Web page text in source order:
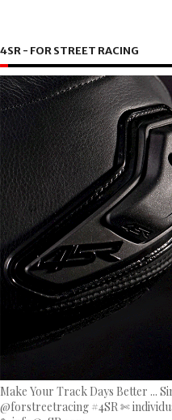
4SR - FOR STREET RACING
Make Your Track Days Better ...
@forstreetracing #4SR ✄